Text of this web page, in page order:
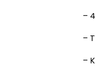
–
–
–